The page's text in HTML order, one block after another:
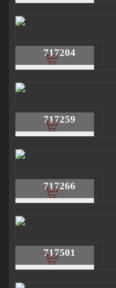
717204
717259
717266
717501